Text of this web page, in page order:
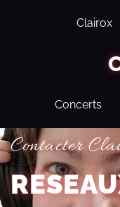
Clairox
Concerts
Contacter